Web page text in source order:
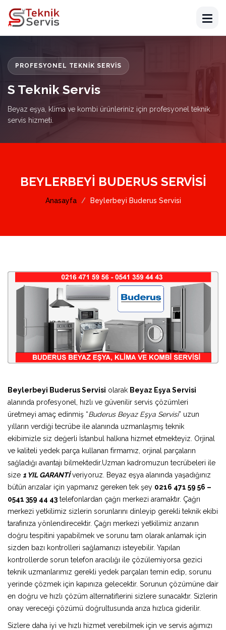
PROFESYONEL TEKNIK SERVIS
S Teknik Servis
Beyaz eşya, klima ve kombi ürünleriniz için profesyonel teknik
servis hizmeti.
BEYLERBEYI BUDERUS SERVISI
Anasayfa Beylerbeyi Buderus Servisi
Beylerbeyi Buderus Servisi olarak Beyaz Eşya Servisi
alanında profesyonel, hızlı ve güvenilir servis çözümleri
üretmeyi amaç edinmiş “Buderus Beyaz Eşya Servisi” uzun
yılların verdiği tecrübe ile alanında uzmanlaşmış teknik
ekibimizle siz değerli İstanbul halkına hizmet etmekteyiz. Orjinal
ve kaliteli yedek parça kullanan firmamız, orjinal parçaların
sağladığı avantajı bilmektedir.Uzman kadromuzun tecrübeleri ile
size 1 YIL GARANTİveriyoruz. Beyaz eşya alanında yaşadığınız
bütün arızalar için yapmanız gereken tek şey 0216 471 59 56 –
0541 359 44 43 telefonlardan çağrı merkezi aramaktır. Çağrı
merkezi yetkilimiz sizlerin sorunlarını dinleyip gerekli teknik ekibi
tarafınıza yönlendirecektir. Çağrı merkezi yetkilimiz arızanın
doğru tespitini yapabilmek ve sorunu tam olarak anlamak için
sizden bazı kontrolleri sağlamanızı isteyebilir. Yapılan
kontrollerde sorun telefon aracılığı ile çözülemiyorsa gezici
teknik uzmanlarımız gerekli yedek parçaları temin edip, sorunu
yerinde çözmek için kapınıza gelecektir. Sorunun çözümüne dair
en doğru ve hızlı çözüm alternatiflerini sizlere sunacaktır. Sizlerin
onay vereceği çözümü doğrultusunda arıza hızlıca giderilir.
Sizlere daha iyi ve hızlı hizmet verebilmek için ve servis ağımızı